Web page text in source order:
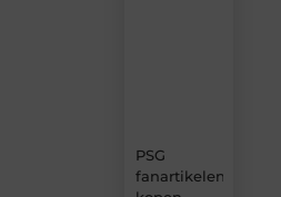
PSG
fanartikelen